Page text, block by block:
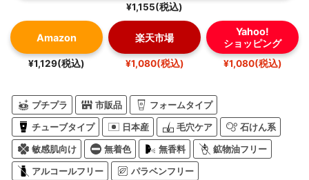
¥1,155(税込)
Amazon
¥1,129(税込)
楽天市場
¥1,080(税込)
Yahoo!
ショッピング
¥1,080(税込)
プチプラ 市販品 フォームタイプ
チューブタイプ 日本産 毛穴ケア 石けん系
敏感肌向け 無着色 無香料 鉱物油フリー
アルコールフリー パラベンフリー